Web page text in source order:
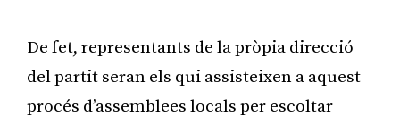
De fet, representants de la pròpia direcció
del partit seran els qui assisteixen a aquest
procés d’assemblees locals per escoltar